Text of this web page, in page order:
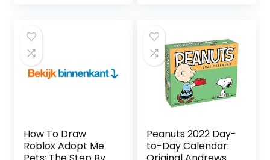
How To Draw
Roblox Adopt Me
Peanuts 2022 Day-
to-Day Calendar: